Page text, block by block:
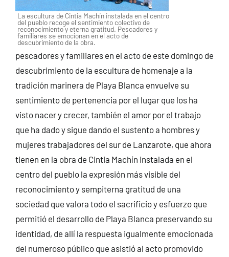
La escultura de Cintia Machín instalada en el centro
del pueblo recoge el sentimiento colectivo de
reconocimiento y eterna gratitud. Pescadores y
familiares se emocionan en el acto de
descubrimiento de la obra.
pescadores y familiares en el acto de este domingo de
descubrimiento de la escultura de homenaje a la
tradición marinera de Playa Blanca envuelve su
sentimiento de pertenencia por el lugar que los ha
visto nacer y crecer, también el amor por el trabajo
que ha dado y sigue dando el sustento a hombres y
mujeres trabajadores del sur de Lanzarote, que ahora
tienen en la obra de Cintia Machín instalada en el
centro del pueblo la expresión más visible del
reconocimiento y sempiterna gratitud de una
sociedad que valora todo el sacrificio y esfuerzo que
permitió el desarrollo de Playa Blanca preservando su
identidad, de allí la respuesta igualmente emocionada
del numeroso público que asistió al acto promovido